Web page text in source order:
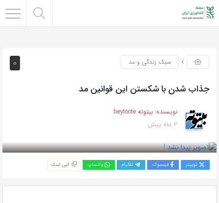
0 سبک زندگی و مد
جذاب شدن با شکستن این قوانین مد
نویسنده: بیتوته beytoote
2 ماه پیش
توییتر فیسبوک تلگرام واتساپ کپی لینک